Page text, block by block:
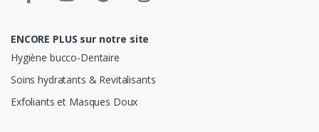
ENCORE PLUS sur notre site
Hygiène bucco-Dentaire
Soins hydratants & Revitalisants
Exfoliants et Masques Doux